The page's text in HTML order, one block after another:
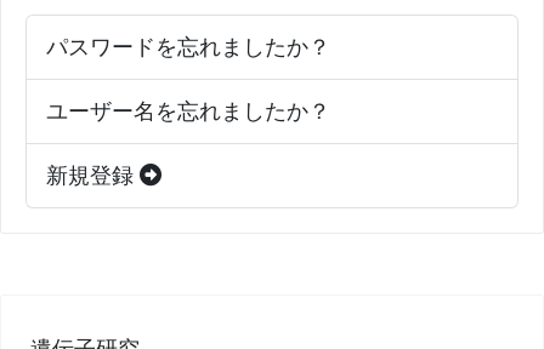
パスワードを忘れましたか？
ユーザー名を忘れましたか？
新規登録